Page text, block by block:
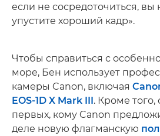
если не сосредоточиться, вы
упустите хороший кадр».
Чтобы справиться с
море, Бен использует
камеры Canon, включая
EOS-1D X Mark III. Кроме того,
первых, кому Canon
деле новую флагманскую